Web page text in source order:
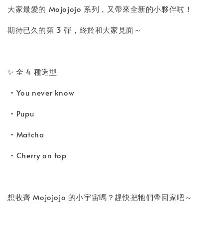
大家最愛的 Mojojojo 系列，又帶來全新的小夥伴啦！
期待已久的第 3 彈，終於和大家見面～
✨ 全 4 種造型
• You never know
• Pupu
• Matcha
• Cherry on top
想收齊 Mojojojo 的小宇宙嗎？趕快把牠們帶回家吧～